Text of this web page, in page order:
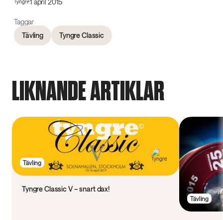
Taggar
Tävling
Tyngre Classic
LIKNANDE ARTIKLAR
Tävling
Tyngre Classic V – snart dax!
Tävling